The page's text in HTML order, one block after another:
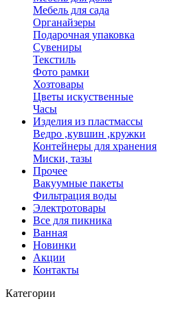
Мебель для сада
Органайзеры
Подарочная упаковка
Сувениры
Текстиль
Фото рамки
Хозтовары
Цветы искуственные
Часы
Изделия из пластмассы
Ведро ,кувшин ,кружки
Контейнеры для хранения
Миски, тазы
Прочее
Вакуумные пакеты
Фильтрация воды
Электротовары
Все для пикника
Ванная
Новинки
Акции
Контакты
Категории